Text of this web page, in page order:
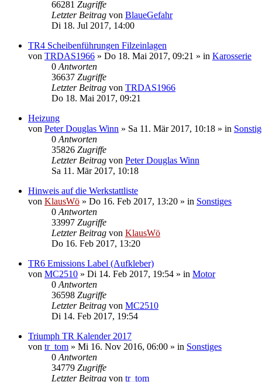
66281 Zugriffe
Letzter Beitrag von BlaueGefahr
Di 18. Jul 2017, 14:00
TR4 Scheibenführungen Filzeinlagen
von TRDAS1966 » Do 18. Mai 2017, 09:21 » in Karosserie
0 Antworten
36637 Zugriffe
Letzter Beitrag von TRDAS1966
Do 18. Mai 2017, 09:21
Heizung
von Peter Douglas Winn » Sa 11. Mär 2017, 10:18 » in
0 Antworten
35826 Zugriffe
Letzter Beitrag von Peter Douglas Winn
Sa 11. Mär 2017, 10:18
Hinweis auf die Werkstattliste
von KlausWö » Do 16. Feb 2017, 13:20 » in Sonstiges
0 Antworten
33997 Zugriffe
Letzter Beitrag von KlausWö
Do 16. Feb 2017, 13:20
TR6 Emissions Label (Aufkleber)
von MC2510 » Di 14. Feb 2017, 19:54 » in Motor
0 Antworten
36598 Zugriffe
Letzter Beitrag von MC2510
Di 14. Feb 2017, 19:54
Triumph TR Kalender 2017
von tr_tom » Mi 16. Nov 2016, 06:00 » in Sonstiges
0 Antworten
34779 Zugriffe
Letzter Beitrag von tr_tom